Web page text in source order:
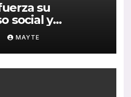
su
social y
con la
su Memoria
MAYTE